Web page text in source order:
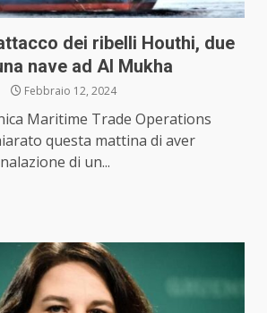
dei ribelli Houthi, due
nave ad Al Mukha
Febbraio 12, 2024
Maritime Trade Operations
questa mattina di aver
di un...